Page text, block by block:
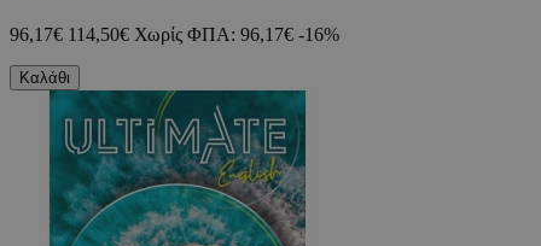
96,17€ 114,50€ Χωρίς ΦΠΑ: 96,17€ -16%
Καλάθι